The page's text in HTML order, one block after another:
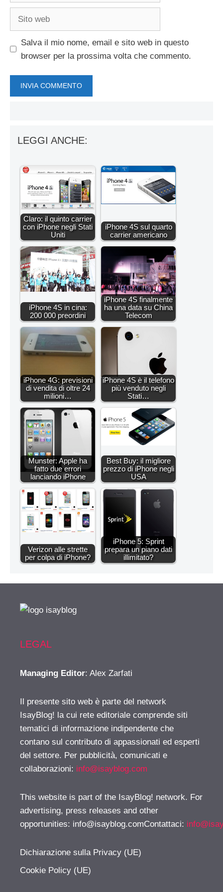
Sito
Salva il mio nome, email e sito web in questo
browser per la prossima volta che commento.
LEGGI ANCHE:
Claro: il quinto carrier
con iPhone negli Stati
Uniti
iPhone 4S sul quarto
carrier americano
iPhone 4S in cina:
200 000 preordini
iPhone 4S finalmente
ha una data su China
Telecom
iPhone 4G: previsioni
di vendita di oltre 24
milioni…
iPhone 4S è il telefono
più venduto negli
Stati…
Munster: Apple ha
fatto due errori
lanciando iPhone
Best Buy: il migliore
prezzo di iPhone negli
USA
Verizon alle strette
per colpa di iPhone?
iPhone 5: Sprint
prepara un piano dati
illimitato?
LEGAL
Managing Editor: Alex Zarfati
Il presente sito web è parte del network
IsayBlog! la cui rete editoriale comprende siti
tematici di informazione indipendente che
contano sul contributo di appassionati ed esperti
del settore. Per pubblicità, comunicati e
collaborazioni: info@isayblog.com
This website is part of the IsayBlog! network. For
advertising, press releases and other
opportunities: info@isayblog.comContattaci:
Dichiarazione sulla Privacy (UE)
Cookie Policy (UE)